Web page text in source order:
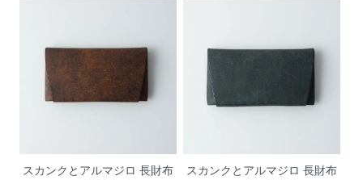
スカンクとアルマジロ 長財布
スカンクとアルマジロ 長財布